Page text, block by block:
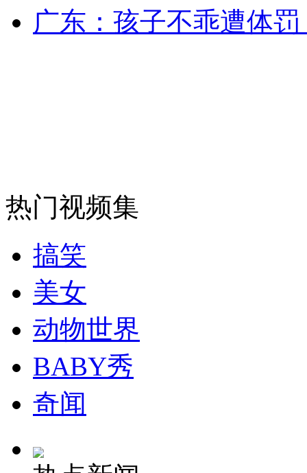
广东：孩子不乖遭体
热门视频集
搞笑
美女
动物世界
BABY秀
奇闻